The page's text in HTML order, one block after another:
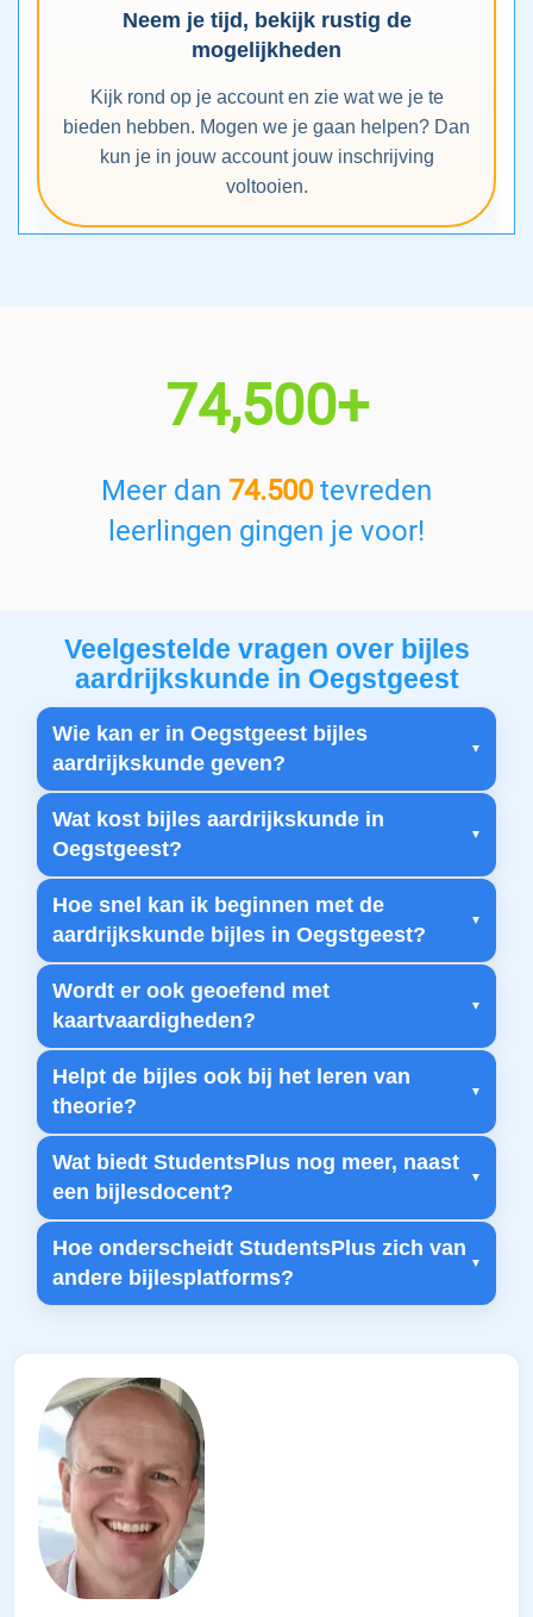
Neem je tijd, bekijk rustig de
mogelijkheden
Kijk rond op je account en zie wat we je te
bieden hebben. Mogen we je gaan helpen? Dan
kun je in jouw account jouw inschrijving
voltooien.
74,500+
Meer dan 74.500tevreden
leerlingen gingen je voor!
Veelgestelde vragen over bijles
aardrijkskunde in Oegstgeest
Wie kan er in Oegstgeest bijles
aardrijkskunde geven?
Wat kost bijles aardrijkskunde in
Oegstgeest?
Hoe snel kan ik beginnen met de
aardrijkskunde bijles in Oegstgeest?
Wordt er ook geoefend met
kaartvaardigheden?
Helpt de bijles ook bij het leren van
theorie?
Wat biedt StudentsPlus nog meer, naast
een bijlesdocent?
Hoe onderscheidt StudentsPlus zich van
andere bijlesplatforms?